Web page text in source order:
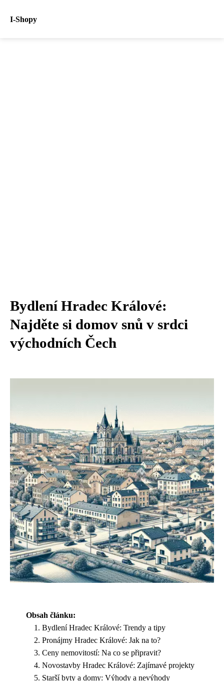
I-Shopy
Bydlení Hradec Králové:
Najděte si domov snů v srdci
východních Čech
Obsah článku:
Bydlení Hradec Králové: Trendy a tipy
Pronájmy Hradec Králové: Jak na to?
Ceny nemovitostí: Na co se připravit?
Novostavby Hradec Králové: Zajímavé projekty
Starší byty a domy: Výhody a nevýhody